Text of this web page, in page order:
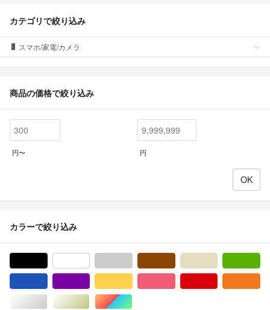
カテゴリで絞り込み
スマホ/家電/カメラ
商品の価格で絞り込み
円〜 円
カラーで絞り込み
シルバー/銀色系ゴールド/金色系マルチカラー